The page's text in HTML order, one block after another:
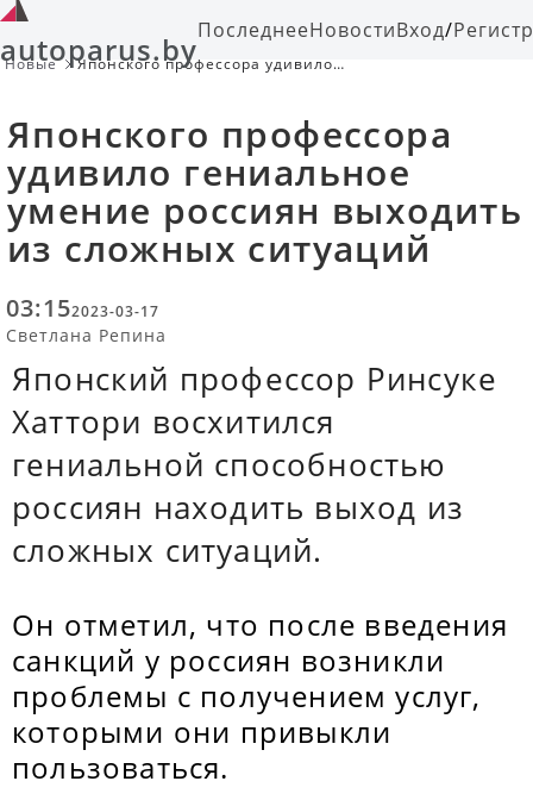
autoparus.byПоследнееНовостиВход/
Новые
Японского профессора удивило
Японского профессора
удивило гениальное
умение россиян выходить
из сложных ситуаций
03:152023-03-17
Светлана Репина
Японский профессор Ринсуке
Хаттори восхитился
гениальной способностью
россиян находить выход из
сложных ситуаций.
Он отметил, что после введения
санкций у россиян возникли
проблемы с получением услуг,
которыми они привыкли
пользоваться.